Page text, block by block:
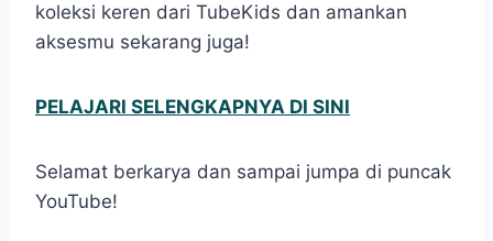
koleksi keren dari TubeKids dan amankan
aksesmu sekarang juga!
PELAJARI SELENGKAPNYA DI SINI
Selamat berkarya dan sampai jumpa di puncak
YouTube!